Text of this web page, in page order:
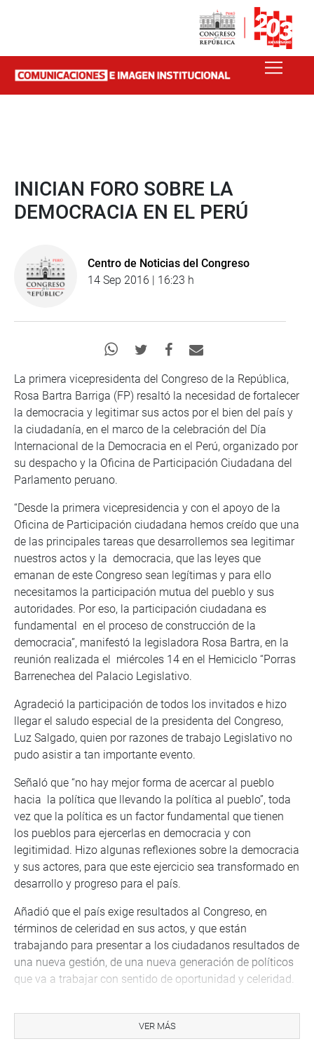
INICIAN FORO SOBRE LA
DEMOCRACIA EN EL PERÚ
Centro de Noticias del Congreso
14 Sep 2016 | 16:23 h
La primera vicepresidenta del Congreso de la República,
Rosa Bartra Barriga (FP) resaltó la necesidad de fortalecer
la democracia y legitimar sus actos por el bien del país y
la ciudadanía, en el marco de la celebración del Día
Internacional de la Democracia en el Perú, organizado por
su despacho y la Oficina de Participación Ciudadana del
Parlamento peruano.
“Desde la primera vicepresidencia y con el apoyo de la
Oficina de Participación ciudadana hemos creído que una
de las principales tareas que desarrollemos sea legitimar
nuestros actos y la democracia, que las leyes que
emanan de este Congreso sean legítimas y para ello
necesitamos la participación mutua del pueblo y sus
autoridades. Por eso, la participación ciudadana es
fundamental en el proceso de construcción de la
democracia”, manifestó la legisladora Rosa Bartra, en la
reunión realizada el miércoles 14 en el Hemiciclo “Porras
Barrenechea del Palacio Legislativo.
Agradeció la participación de todos los invitados e hizo
llegar el saludo especial de la presidenta del Congreso,
Luz Salgado, quien por razones de trabajo Legislativo no
pudo asistir a tan importante evento.
Señaló que “no hay mejor forma de acercar al pueblo
hacia la política que llevando la política al pueblo”, toda
vez que la política es un factor fundamental que tienen
los pueblos para ejercerlas en democracia y con
legitimidad. Hizo algunas reflexiones sobre la democracia
y sus actores, para que este ejercicio sea transformado en
desarrollo y progreso para el país.
Añadió que el país exige resultados al Congreso, en
términos de celeridad en sus actos, y que están
trabajando para presentar a los ciudadanos resultados de
una nueva gestión, de una nueva generación de políticos
que va a trabajar con sentido de oportunidad y celeridad.
Naciones Unidas para el Desarrollo, María del Carmen
Sacasa, también participó del evento y resaltó la labor de
VER MÁS